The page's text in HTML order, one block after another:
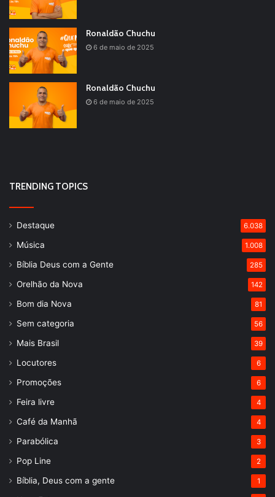
Ronaldão Chuchu
6 de maio de 2025
Ronaldão Chuchu
6 de maio de 2025
TRENDING TOPICS
Destaque 6.038
Música 1.008
Bíblia Deus com a Gente 285
Orelhão da Nova 142
Bom dia Nova 81
Sem categoria 56
Mais Brasil 39
Locutores 6
Promoções 6
Feira livre 4
Café da Manhã 4
Parabólica 3
Pop Line 2
Bíblia, Deus com a gente 1